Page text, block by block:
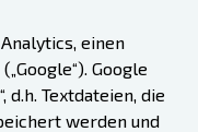
einen
Google
d.h. Textdateien, die
werden und